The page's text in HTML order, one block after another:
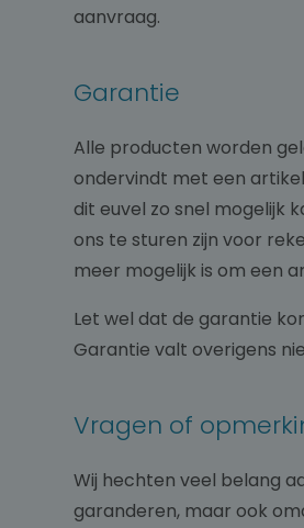
aanvraag.
Garantie
Alle producten worden
ondervindt met een
dit euvel zo snel mogelijk
ons te sturen zijn voor
meer mogelijk is om een
Let wel dat de garantie
Garantie valt overigens
Vragen of
Wij hechten veel belang
garanderen, maar ook